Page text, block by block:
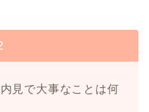
見で大事なことは何